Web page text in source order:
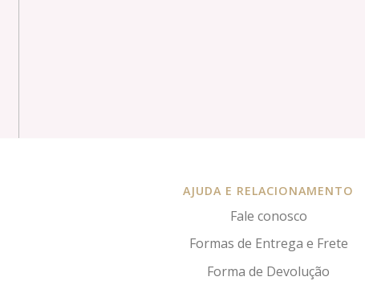
AJUDA E RELACIONAMENTO
Fale conosco
Formas de Entrega e Frete
Forma de Devolução